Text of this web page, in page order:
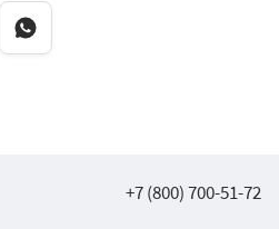
+7 (800) 700-51-72